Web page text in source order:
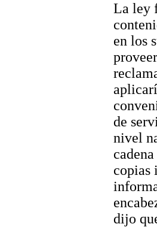
La ley
en los
de
nivel
copias
dijo